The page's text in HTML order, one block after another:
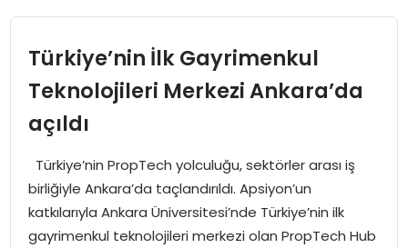
EĞITIM
SPOR
EKONOMI
Türkiye’nin İlk Gayrimenkul
Teknolojileri Merkezi Ankara’da
açıldı
Türkiye’nin PropTech yolculuğu, sektörler arası iş
birliğiyle Ankara’da taçlandırıldı. Apsiyon’un
katkılarıyla Ankara Üniversitesi’nde Türkiye’nin ilk
gayrimenkul teknolojileri merkezi olan PropTech Hub